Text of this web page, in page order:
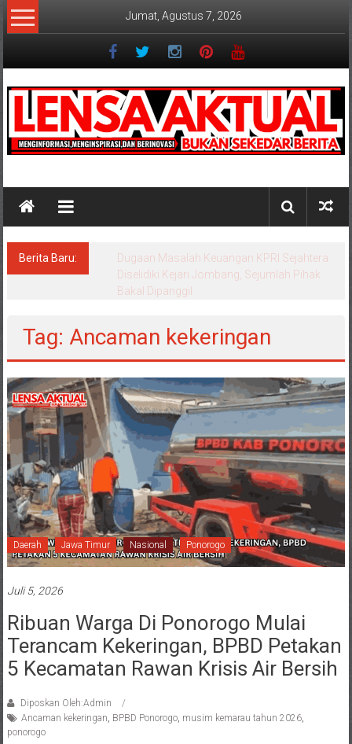
Lompat
ke
Jumat, Agustus 7, 2026
Berita Baru:
Program Kampung Nelayan Merah Putih
Masuk Lamongan, Paciran & Brondong Jadi
Pusat Ekonomi Pesisir
Tag: Ancaman kekeringan
Daerah Jawa Timur Nasional Ponorogo
Juli 5, 2026
Ribuan Warga Di Ponorogo Mulai
Terancam Kekeringan, BPBD Petakan
5 Kecamatan Rawan Krisis Air Bersih
Diposkan Oleh:Admin
Ancaman kekeringan BPBD Ponorogo, musim kemarau tahun 2026,
ponorogo